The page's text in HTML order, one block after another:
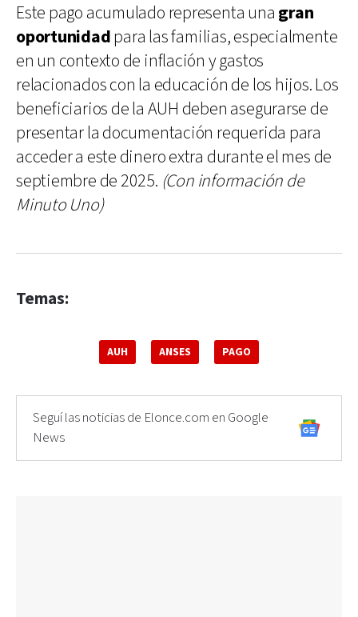
Este pago acumulado representa una gran
oportunidadpara las familias, especialmente
en un contexto de inflación y gastos
relacionados con la educación de los hijos. Los
beneficiarios de la AUH deben asegurarse de
presentar la documentación requerida para
acceder a este dinero extra durante el mes de
septiembre de 2025. (Con información de
Minuto Uno)
Temas:
AUH ANSES PAGO
Seguí las noticias de Elonce.com en Google
News